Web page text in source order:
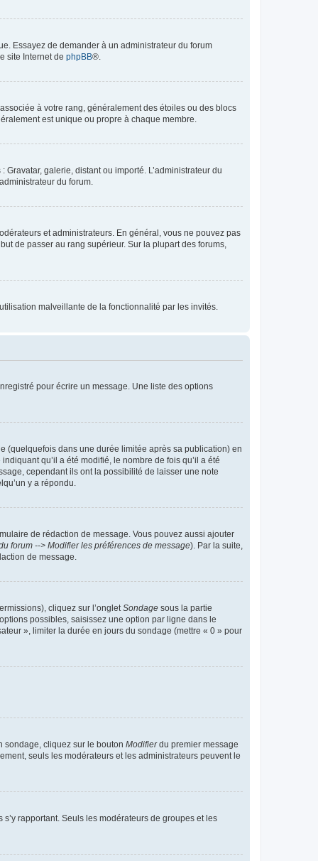
Essayez de demander à un administrateur du forum
site Internet de phpBB®.
à votre rang, généralement des étoiles ou des blocs
est unique ou propre à chaque membre.
galerie, distant ou importé. L’administrateur du
du forum.
et administrateurs. En général, vous ne pouvez pas
de passer au rang supérieur. Sur la plupart des forums,
malveillante de la fonctionnalité par les invités.
pour écrire un message. Une liste des options
(quelquefois dans une durée limitée après sa publication) en
qu’il a été modifié, le nombre de fois qu’il a été
cependant ils ont la possibilité de laisser une note
y a répondu.
de rédaction de message. Vous pouvez aussi ajouter
forum --> Modifier les préférences de message). Par la suite,
de message.
cliquez sur l’onglet Sondage sous la partie
possibles, saisissez une option par ligne dans le
», limiter la durée en jours du sondage (mettre « 0 » pour
sondage, cliquez sur le bouton Modifierdu premier message
seuls les modérateurs et les administrateurs peuvent le
rapportant. Seuls les modérateurs de groupes et les